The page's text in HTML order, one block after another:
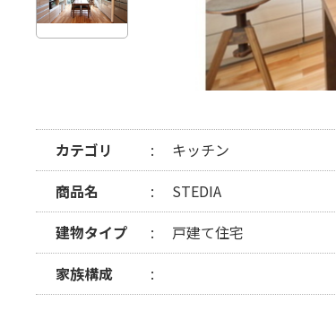
カテゴリ
キッチン
商品名
STEDIA
建物タイプ
戸建て住宅
家族構成